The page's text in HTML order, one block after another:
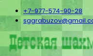
+7-977-574-90-28